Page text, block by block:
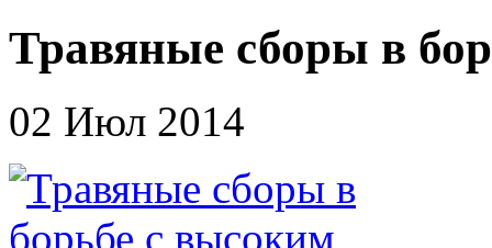
Травяные сборы в
02 Июл 2014